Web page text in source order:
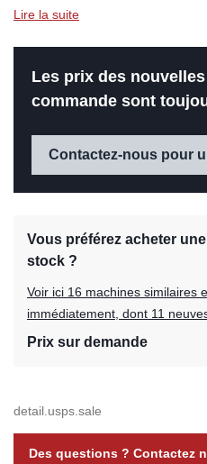
Lire la suite
Les prix des
commande sont
Contactez-nous pour
Vous préférez acheter
stock ?
Voir ici 16 machines similaires
immédiatement, dont 11
Prix sur demande
detail.usps.sale
Des questions ? Contactez